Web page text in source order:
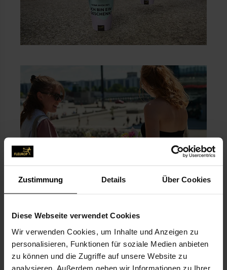
Zustimmung Details Über Cookies
Diese Webseite verwendet Cookies
Wir verwenden Cookies, um Inhalte und Anzeigen zu
personalisieren, Funktionen für soziale Medien anbieten
zu können und die Zugriffe auf unsere Website zu
analysieren. Außerdem geben wir Informationen zu Ihrer
Fotos: Fleurop AG / Yves Sucksdorff
BLUMEN FÜR ALLE